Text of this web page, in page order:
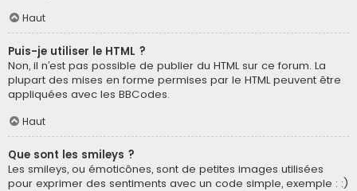
Haut
Puis-je utiliser le HTML ?
Non, il n’est pas possible de publier du HTML sur ce forum. La
plupart des mises en forme permises par le HTML peuvent être
appliquées avec les BBCodes.
Haut
Que sont les smileys ?
Les smileys, ou émoticônes, sont de petites images utilisées
pour exprimer des sentiments avec un code simple, exemple : :)